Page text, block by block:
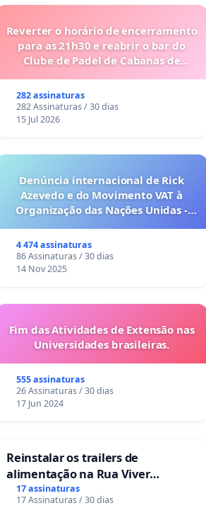
Reverter o horário de encerramento
para as 21h30 e reabrir o bar do
Clube de Padel de Cabanas de
282 assinaturas
282 Assinaturas / 30 dias
15 Jul 2026
Denúncia internacional de Rick
Azevedo e do Movimento VAT à
Organização das Nações Unidas -
6x1 enquanto o lobby empresarial
compra a omissão do Congresso.
4 474 assinaturas
86 Assinaturas / 30 dias
14 Nov 2025
Fim das Atividades de Extensão nas
Universidades brasileiras.
555 assinaturas
26 Assinaturas / 30 dias
17 Jun 2024
Reinstalar os trailers de
alimentação na Rua Viver
Salvador
17 assinaturas
17 Assinaturas / 30 dias